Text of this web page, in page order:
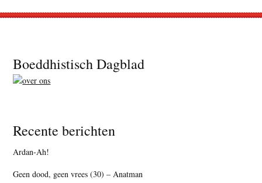
Footer
Boeddhistisch Dagblad
Recente berichten
Ardan-Ah!
Geen dood, geen vrees (30) – Anatman